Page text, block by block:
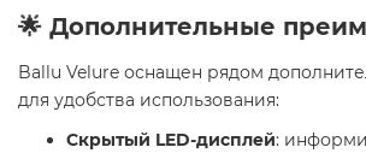
🌟 Дополнительные
Ballu Velure оснащен рядом
для удобства использования:​
Скрытый LED-дисплей: